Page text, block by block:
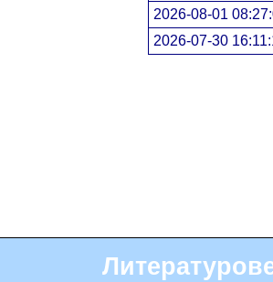
2026-08-01
2026-07-30